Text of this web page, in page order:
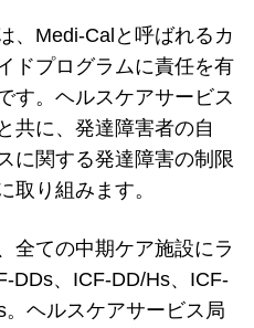
、Medi-Calと呼ばれるカ
ドプログラムに責任を有
す。ヘルスケアサービス
共に、発達障害者の自
に関する発達障害の制限
取り組みます。
全ての中期ケア施設にラ
DDs、ICF-DD/Hs、ICF-
ヘルスケアサービス局